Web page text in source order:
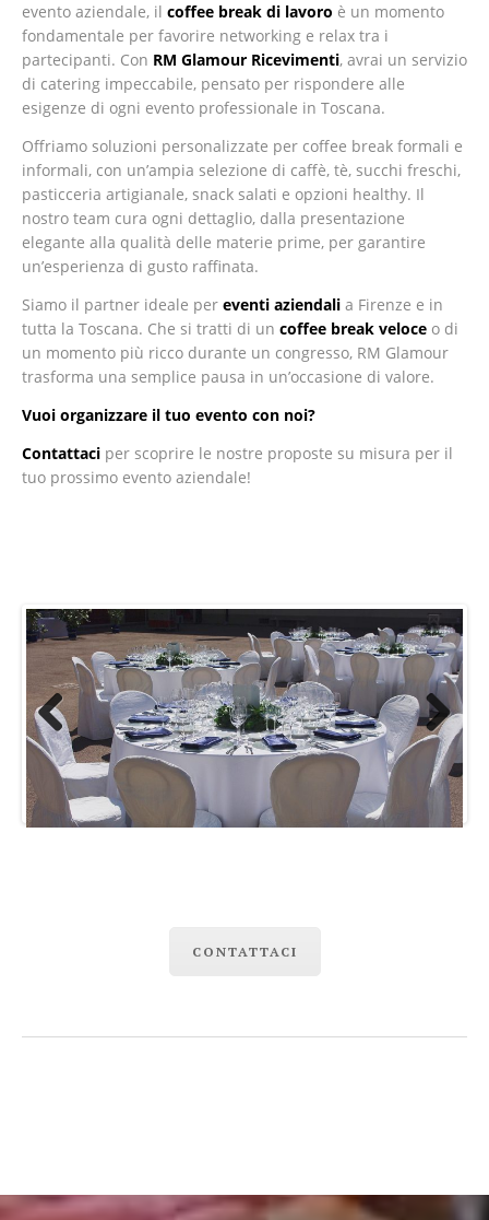
evento aziendale, il coffee break di lavoro è un momento
fondamentale per favorire networking e relax tra i
partecipanti. Con RM Glamour Ricevimenti, avrai un servizio
di catering impeccabile, pensato per rispondere alle
esigenze di ogni evento professionale in Toscana.
Offriamo soluzioni personalizzate per coffee break formali e
informali, con un’ampia selezione di caffè, tè, succhi freschi,
pasticceria artigianale, snack salati e opzioni healthy. Il
nostro team cura ogni dettaglio, dalla presentazione
elegante alla qualità delle materie prime, per garantire
un’esperienza di gusto raffinata.
Siamo il partner ideale per eventi aziendali a Firenze e in
tutta la Toscana. Che si tratti di un coffee break veloce o di
un momento più ricco durante un congresso, RM Glamour
trasforma una semplice pausa in un’occasione di valore.
Vuoi organizzare il tuo evento con noi?
Contattaci per scoprire le nostre proposte su misura per il
tuo prossimo evento aziendale!
Previous Next
CONTATTACI